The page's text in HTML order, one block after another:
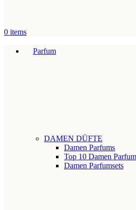
0 items
Parfum
DAMEN DÜFTE
Damen Parfums
Top 10 Damen
Damen Parfumsets